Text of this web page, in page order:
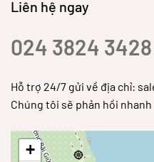
Liên hệ ngay
024 3824 3428
Hỗ trợ 24/7 gửi về địa chỉ:
Chúng tôi sẽ phản hồi nhanh
+